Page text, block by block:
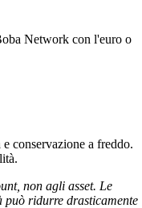
Network con l'euro o
conservazione a freddo.
non agli asset. Le
ridurre drasticamente